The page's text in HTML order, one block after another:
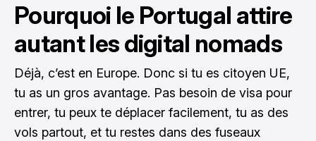
Pourquoi le Portugal attire
autant les digital nomads
Déjà, c’est en Europe. Donc si tu es citoyen UE,
tu as un gros avantage. Pas besoin de visa pour
entrer, tu peux te déplacer facilement, tu as des
vols partout, et tu restes dans des fuseaux